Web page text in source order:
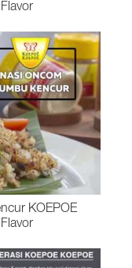
KOEPOE